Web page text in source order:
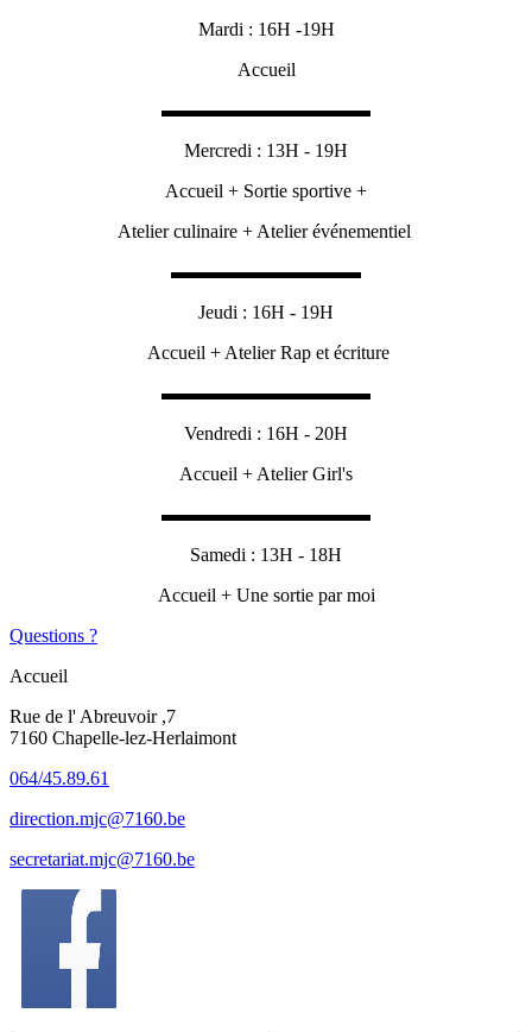
Mardi : 16H -19H
Accueil
▬▬▬▬▬▬▬▬▬▬▬
Mercredi : 13H - 19H
Accueil + Sortie sportive +
Atelier culinaire + Atelier événementiel
▬▬▬▬▬▬▬▬▬▬
Jeudi : 16H - 19H
Accueil + Atelier Rap et écriture
▬▬▬▬▬▬▬▬▬▬▬
Vendredi : 16H - 20H
Accueil + Atelier Girl's
▬▬▬▬▬▬▬▬▬▬▬
Samedi : 13H - 18H
Accueil + Une sortie par moi
Questions ?
Accueil
Rue de l' Abreuvoir ,7
7160 Chapelle-lez-Herlaimont
064/45.89.61
direction.mjc@7160.be
secretariat.mjc@7160.be